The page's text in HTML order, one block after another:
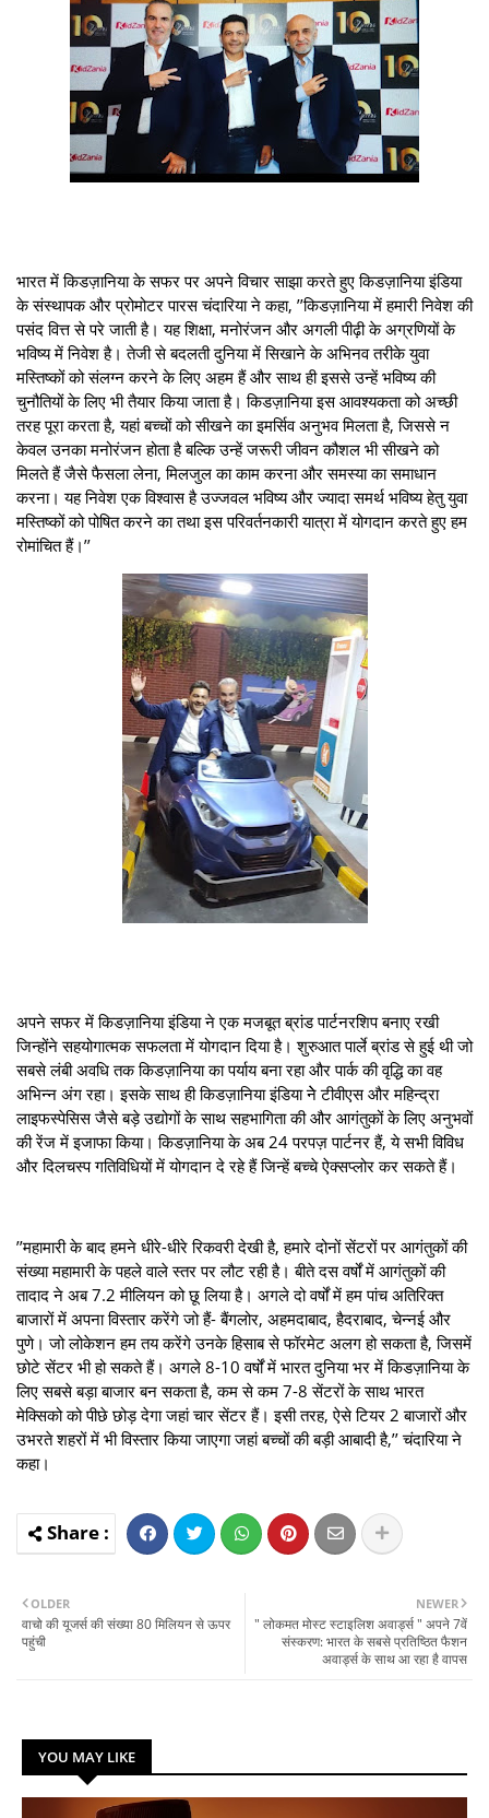
भारत में किडज़ानिया के सफर पर अपने विचार साझा करते हुए किडज़ानिया इंडिया
के संस्थापक और प्रोमोटर पारस चंदारिया ने कहा, ’’किडज़ानिया में हमारी निवेश की
पसंद वित्त से परे जाती है। यह शिक्षा, मनोरंजन और अगली पीढ़ी के अग्रणियों के
भविष्य में निवेश है। तेजी से बदलती दुनिया में सिखाने के अभिनव तरीके युवा
मस्तिष्कों को संलग्न करने के लिए अहम हैं और साथ ही इससे उन्हें भविष्य की
चुनौतियों के लिए भी तैयार किया जाता है। किडज़ानिया इस आवश्यकता को अच्छी
तरह पूरा करता है, यहां बच्चों को सीखने का इमर्सिव अनुभव मिलता है, जिससे न
केवल उनका मनोरंजन होता है बल्कि उन्हें जरूरी जीवन कौशल भी सीखने को
मिलते हैं जैसे फैसला लेना, मिलजुल का काम करना और समस्या का समाधान
करना। यह निवेश एक विश्वास है उज्जवल भविष्य और ज्यादा समर्थ भविष्य हेतु युवा
मस्तिष्कों को पोषित करने का तथा इस परिवर्तनकारी यात्रा में योगदान करते हुए हम
रोमांचित हैं।’’
अपने सफर में किडज़ानिया इंडिया ने एक मजबूत ब्रांड पार्टनरशिप बनाए रखी
जिन्होंने सहयोगात्मक सफलता में योगदान दिया है। शुरुआत पार्ले ब्रांड से हुई थी जो
सबसे लंबी अवधि तक किडज़ानिया का पर्याय बना रहा और पार्क की वृद्धि का वह
अभिन्न अंग रहा। इसके साथ ही किडज़ानिया इंडिया नेे टीवीएस और महिन्द्रा
लाइफस्पेसिस जैसे बड़े उद्योगों के साथ सहभागिता की और आगंतुकों के लिए अनुभवों
की रेंज में इजाफा किया। किडज़ानिया के अब 24 परपज़ पार्टनर हैं, ये सभी विविध
और दिलचस्प गतिविधियों में योगदान दे रहे हैं जिन्हें बच्चे ऐक्सप्लोर कर सकते हैं।
’’महामारी के बाद हमने धीरे-धीरे रिकवरी देखी है, हमारे दोनों सेंटरों पर आगंतुकों की
संख्या महामारी के पहले वाले स्तर पर लौट रही है। बीते दस वर्षों में आगंतुकों की
तादाद ने अब 7.2 मीलियन को छू लिया है। अगले दो वर्षों में हम पांच अतिरिक्त
बाजारों में अपना विस्तार करेंगे जो हैं- बैंगलोर, अहमदाबाद, हैदराबाद, चेन्नई और
पुणे। जो लोकेशन हम तय करेंगे उनके हिसाब से फॉरमेट अलग हो सकता है, जिसमें
छोटे सेंटर भी हो सकते हैं। अगले 8-10 वर्षों में भारत दुनिया भर में किडज़ानिया के
लिए सबसे बड़ा बाजार बन सकता है, कम से कम 7-8 सेंटरों के साथ भारत
मेक्सिको को पीछे छोड़ देगा जहां चार सेंटर हैं। इसी तरह, ऐसे टियर 2 बाजारों और
उभरते शहरों में भी विस्तार किया जाएगा जहां बच्चों की बड़ी आबादी है,’’ चंदारिया ने
कहा।
NEWER
" लोकमत मोस्ट स्टाइलिश अवार्ड्स " अपने 7वें
संस्करण: भारत के सबसे प्रतिष्ठित फैशन
अवार्ड्स के साथ आ रहा है वापस
OLDER
वाचो की यूजर्स की संख्या 80 मिलियन से ऊपर
पहुंची
YOU MAY LIKE